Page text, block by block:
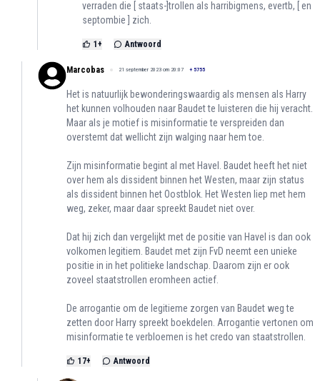
verraden die [ staats-]trollen als harribigmens, evertb, [ en
septombie ] zich.
1 + Antwoord
Marcobas 21 september 2023 om 20:07 + 5755
Het is natuurlijk bewonderingswaardig als mensen als Harry
het kunnen volhouden naar Baudet te luisteren die hij veracht.
Maar als je motief is misinformatie te verspreiden dan
overstemt dat wellicht zijn walging naar hem toe.
Zijn misinformatie begint al met Havel. Baudet heeft het niet
over hem als dissident binnen het Westen, maar zijn status
als dissident binnen het Oostblok. Het Westen liep met hem
weg, zeker, maar daar spreekt Baudet niet over.
Dat hij zich dan vergelijkt met de positie van Havel is dan ook
volkomen legitiem. Baudet met zijn FvD neemt een unieke
positie in in het politieke landschap. Daarom zijn er ook
zoveel staatstrollen eromheen actief.
De arrogantie om de legitieme zorgen van Baudet weg te
zetten door Harry spreekt boekdelen. Arrogantie vertonen om
misinformatie te verbloemen is het credo van staatstrollen.
17+ Antwoord